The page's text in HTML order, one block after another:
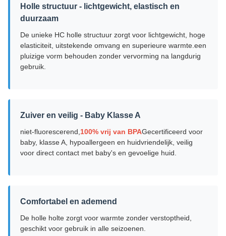
Holle structuur - lichtgewicht, elastisch en
duurzaam
De unieke HC holle structuur zorgt voor lichtgewicht, hoge
elasticiteit, uitstekende omvang en superieure warmte.een
pluizige vorm behouden zonder vervorming na langdurig
gebruik.
Zuiver en veilig - Baby Klasse A
niet-fluorescerend, 100% vrij van BPAGecertificeerd voor
baby, klasse A, hypoallergeen en huidvriendelijk, veilig
voor direct contact met baby's en gevoelige huid.
Comfortabel en ademend
De holle holte zorgt voor warmte zonder verstoptheid,
geschikt voor gebruik in alle seizoenen.